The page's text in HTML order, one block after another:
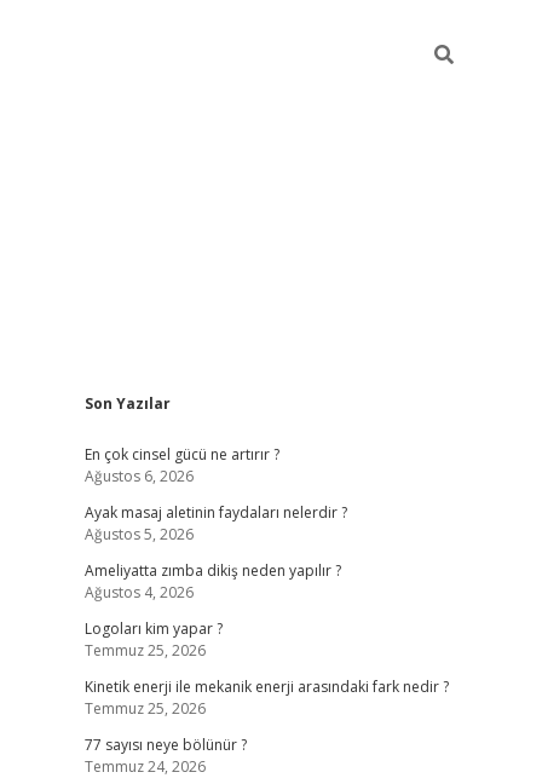
Sidebar
Son Yazılar
En çok cinsel gücü ne artırır ?
Ağustos 6, 2026
Ayak masaj aletinin faydaları nelerdir ?
Ağustos 5, 2026
Ameliyatta zımba dikiş neden yapılır ?
Ağustos 4, 2026
Logoları kim yapar ?
Temmuz 25, 2026
Kinetik enerji ile mekanik enerji arasındaki fark nedir ?
Temmuz 25, 2026
77 sayısı neye bölünür ?
Temmuz 24, 2026